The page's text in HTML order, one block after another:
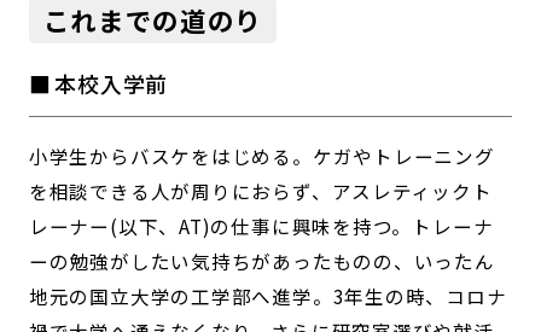
これまでの道のり
本校入学前
小学生からバスケをはじめる。ケガやトレーニング
を相談できる人が周りにおらず、アスレティックト
レーナー(以下、AT)の仕事に興味を持つ。トレーナ
ーの勉強がしたい気持ちがあったものの、いったん
地元の国立大学の工学部へ進学。3年生の時、コロナ